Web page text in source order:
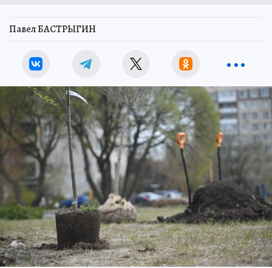
Павел БАСТРЫГИН